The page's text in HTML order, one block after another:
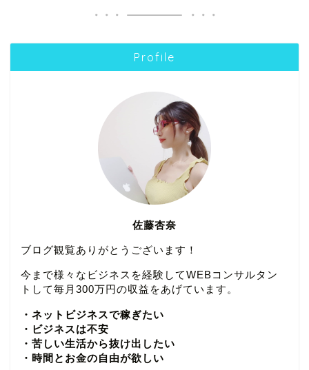
Profile
佐藤杏奈
ブログ観覧ありがとうございます！
今まで様々なビジネスを経験してWEBコンサルタン
トして毎月300万円の収益をあげています。
・ネットビジネスで稼ぎたい
・ビジネスは不安
・苦しい生活から抜け出したい
・時間とお金の自由が欲しい